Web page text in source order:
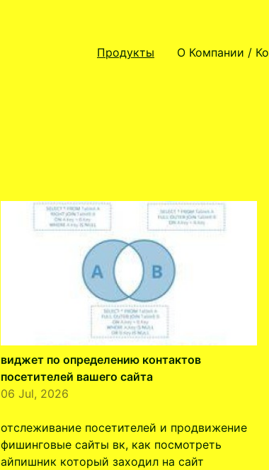
Продукты О Компании /
виджет по определению контактов
посетителей вашего сайта
06 Jul, 2026
отслеживание посетителей и продвижение
фишинговые сайты вк, как посмотреть
айпишник который заходил на сайт